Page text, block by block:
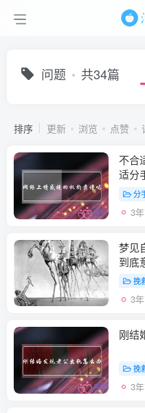
问题 共34篇
排序 更新 浏览 点赞
不合
适分
分
3
梦见
到底
挽
3
刚结
挽
3